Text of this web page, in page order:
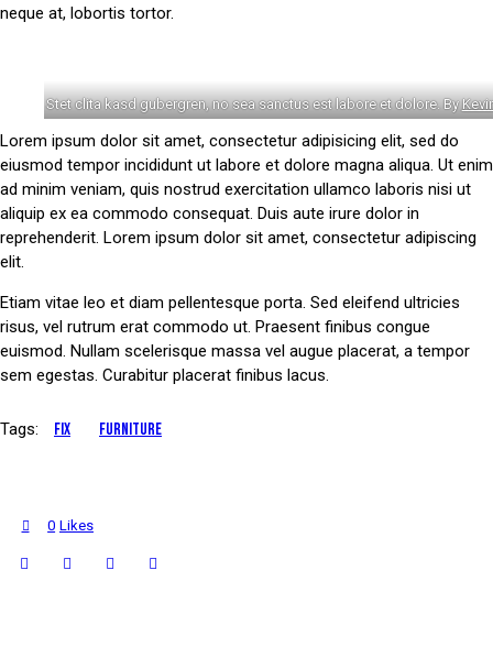
neque at, lobortis tortor.
Stet clita kasd gubergren, no sea sanctus est labore et dolore. By
Lorem ipsum dolor sit amet, consectetur adipisicing elit, sed do
eiusmod tempor incididunt ut labore et dolore magna aliqua. Ut enim
ad minim veniam, quis nostrud exercitation ullamco laboris nisi ut
aliquip ex ea commodo consequat. Duis aute irure dolor in
reprehenderit. Lorem ipsum dolor sit amet, consectetur adipiscing
elit.
Etiam vitae leo et diam pellentesque porta. Sed eleifend ultricies
risus, vel rutrum erat commodo ut. Praesent finibus congue
euismod. Nullam scelerisque massa vel augue placerat, a tempor
sem egestas. Curabitur placerat finibus lacus.
Tags: fix furniture
0 Likes